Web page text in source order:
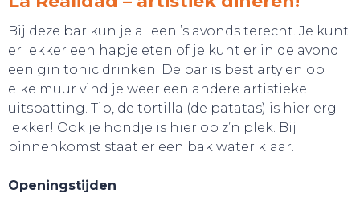
GA UIT!
Bij deze bar kun je alleen ’s avonds terecht. Je kunt
er lekker een hapje eten of je kunt er in de avond
een gin tonic drinken. De bar is best arty en op
elke muur vind je weer een andere artistieke
uitspatting. Tip, de tortilla (de patatas) is hier erg
lekker! Ook je hondje is hier op z’n plek. Bij
binnenkomst staat er een bak water klaar.
Openingstijden